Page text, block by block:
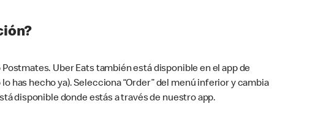
Uber Eats también está disponible en el app de
has hecho ya). Selecciona “Order” del menú inferior y cambia
disponible donde estás a través de nuestro app.